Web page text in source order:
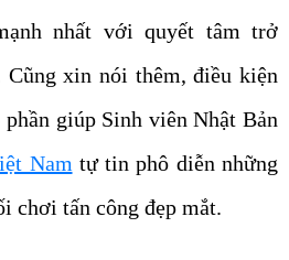
nhất với quyết tâm trở
Cũng xin nói thêm, điều kiện
giúp Sinh viên Nhật Bản
Nam tự tin phô diễn những
chơi tấn công đẹp mắt.